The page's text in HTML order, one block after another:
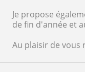
Je propose
de fin d'année et
Au plaisir de vous